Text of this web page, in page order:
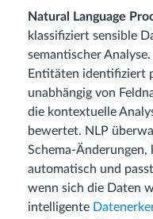
Natural Language
klassifiziert sensible
semantischer
Entitäten identifiziert
unabhängig von
die kontextuelle
bewertet. NLP
Schema‑Änderungen,
automatisch und
wenn sich die Daten
intelligente